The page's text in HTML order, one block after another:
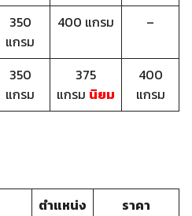
350
แกรม
400 แกรม –
350
แกรม
375
แกรม นิยม
400
แกรม
ตำแหน่ง
ราคา